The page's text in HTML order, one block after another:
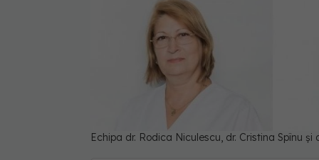
Echipa dr. Rodica Niculescu, dr. Cristina Spînu